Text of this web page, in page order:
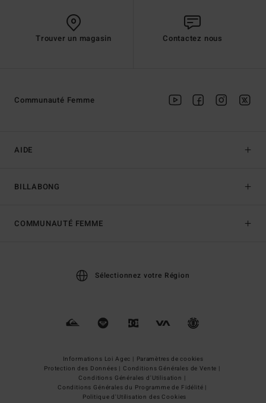
Trouver un magasin Contactez nous
AIDE
BILLABONG
Communauté Femme
COMMUNAUTÉ FEMME
Sélectionnez votre Région
Informations Loi Agec | Paramètres de cookies
Protection des Données | Conditions Générales de Vente |
Conditions Générales d'Utilisation |
Conditions Générales du Programme de Fidélité |
Politique d'Utilisation des Cookies